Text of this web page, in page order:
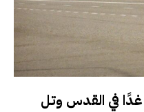
في القدس وتل